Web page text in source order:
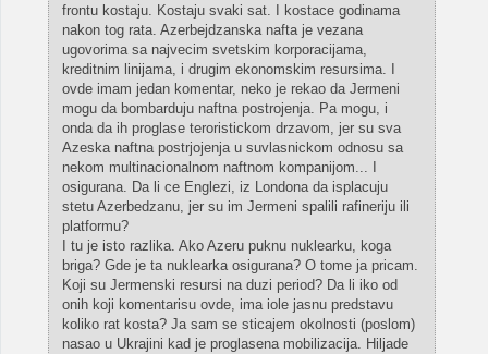
frontu kostaju. Kostaju svaki sat. I kostace godinama
nakon tog rata. Azerbejdzanska nafta je vezana
ugovorima sa najvecim svetskim korporacijama,
kreditnim linijama, i drugim ekonomskim resursima. I
ovde imam jedan komentar, neko je rekao da Jermeni
mogu da bombarduju naftna postrojenja. Pa mogu, i
onda da ih proglase teroristickom drzavom, jer su sva
Azeska naftna postrjojenja u suvlasnickom odnosu sa
nekom multinacionalnom naftnom kompanijom... I
osigurana. Da li ce Englezi, iz Londona da isplacuju
stetu Azerbedzanu, jer su im Jermeni spalili rafineriju ili
platformu?
I tu je isto razlika. Ako Azeru puknu nuklearku, koga
briga? Gde je ta nuklearka osigurana? O tome ja pricam.
Koji su Jermenski resursi na duzi period? Da li iko od
onih koji komentarisu ovde, ima iole jasnu predstavu
koliko rat kosta? Ja sam se sticajem okolnosti (poslom)
nasao u Ukrajini kad je proglasena mobilizacija. Hiljade